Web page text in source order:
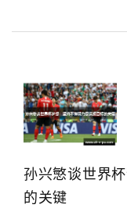
孙兴慜谈世界
的关键